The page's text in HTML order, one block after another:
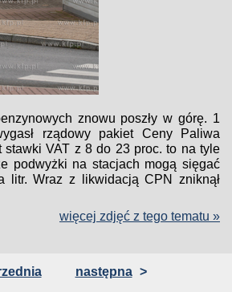
znowu poszły w górę. 1
rządowy pakiet Ceny Paliwa
stawki VAT z 8 do 23 proc. to na tyle
podwyżki na stacjach mogą sięgać
litr. Wraz z likwidacją CPN zniknął
więcej zdjęć z tego tematu »
następna >